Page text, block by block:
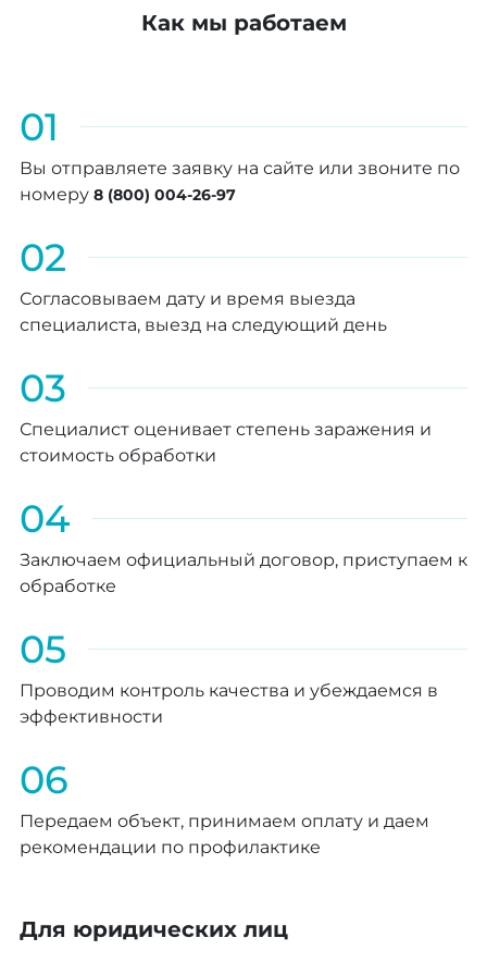
Как мы работаем
01
Вы отправляете заявку на сайте или звоните по
номеру 8 (800) 004-26-97
02
Согласовываем дату и время выезда
специалиста, выезд на следующий день
03
Специалист оценивает степень заражения и
стоимость обработки
04
Заключаем официальный договор, приступаем к
обработке
05
Проводим контроль качества и убеждаемся в
эффективности
06
Передаем объект, принимаем оплату и даем
рекомендации по профилактике
Для юридических лиц